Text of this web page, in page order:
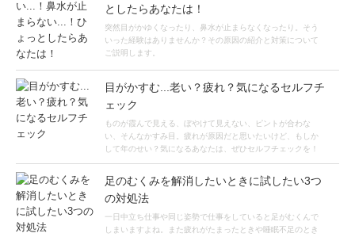
としたらあなたは！
突然目がかゆくなったり、鼻水が止まらなくなったり。そう
いった経験はありませんか？その原因の紹介と対策について
ご説明します。
目がかすむ...老い？疲れ？気になるセルフチ
ェック
ものが霞んで見える、ぼやけて見えない、ピントが合わな
い、そんなかすみ目。疲れが原因だと思いたいけど、もしか
して年のせい？気になるあなたは、ぜひセルフチェックを！
足のむくみを解消したいときに試したい3つ
の対処法
一日中立ち仕事や同じ姿勢で仕事をしていると足がむくんで
しまいますよね。また疲れがたまったときや睡眠不足のとき